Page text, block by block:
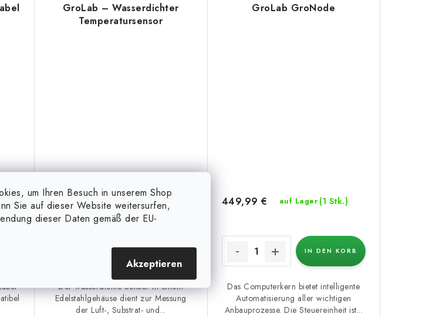
um Ihren Besuch in unserem Shop
Sie auf dieser Website weitersurfen,
dieser Daten gemäß der EU-
Akzeptieren
GroLab – Wasserdichter
Temperatursensor
auf Lager (2 Stk.)
22,99 €
Der wasserdichte Sensor in einem
Edelstahlgehäuse dient zur Messung
der Luft-, Substrat- und...
GroLab GroNode
auf Lager (1 Stk.)
449,99 €
IN DEN KORB
Das Computerkern bietet intelligente
Automatisierung aller wichtigen
Anbauprozesse. Die Steuereinheit ist...